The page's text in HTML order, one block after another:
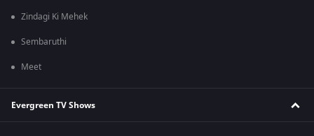
Zindagi Ki Mehek
Sembaruthi
Meet
Evergreen TV Shows